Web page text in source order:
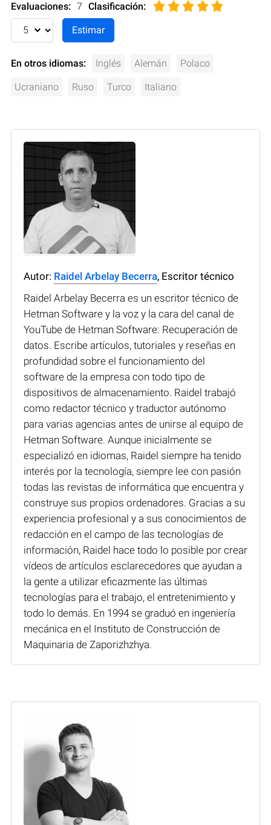
Evaluaciones: 7 Clasificación:
En otros idiomas: Inglés Alemán Polaco
Ucraniano Ruso Turco Italiano
Autor: Raidel Arbelay Becerra, Escritor técnico
Raidel Arbelay Becerra es un escritor técnico de
Hetman Software y la voz y la cara del canal de
YouTube de Hetman Software: Recuperación de
datos. Escribe artículos, tutoriales y reseñas en
profundidad sobre el funcionamiento del
software de la empresa con todo tipo de
dispositivos de almacenamiento. Raidel trabajó
como redactor técnico y traductor autónomo
para varias agencias antes de unirse al equipo de
Hetman Software. Aunque inicialmente se
especializó en idiomas, Raidel siempre ha tenido
interés por la tecnología, siempre lee con pasión
todas las revistas de informática que encuentra y
construye sus propios ordenadores. Gracias a su
experiencia profesional y a sus conocimientos de
redacción en el campo de las tecnologías de
información, Raidel hace todo lo posible por crear
vídeos de artículos esclarecedores que ayudan a
la gente a utilizar eficazmente las últimas
tecnologías para el trabajo, el entretenimiento y
todo lo demás. En 1994 se graduó en ingeniería
mecánica en el Instituto de Construcción de
Maquinaria de Zaporizhzhya.